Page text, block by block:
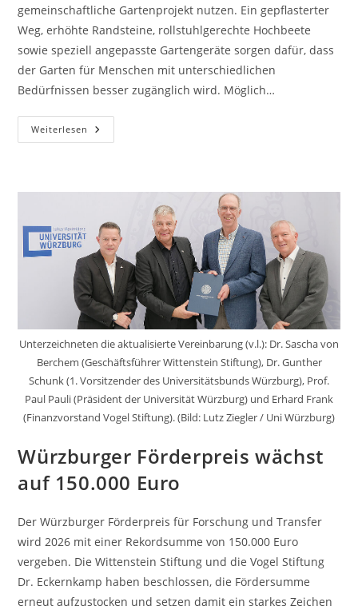
gemeinschaftliche Gartenprojekt nutzen. Ein gepflasterter
Weg, erhöhte Randsteine, rollstuhlgerechte Hochbeete
sowie speziell angepasste Gartengeräte sorgen dafür, dass
der Garten für Menschen mit unterschiedlichen
Bedürfnissen besser zugänglich wird. Möglich…
Weiterlesen Mehr
Barrierefreiheit
Unterzeichneten die aktualisierte Vereinbarung (v.l.): Dr. Sascha von
Berchem (Geschäftsführer Wittenstein Stiftung), Dr. Gunther
Schunk (1. Vorsitzender des Universitätsbunds Würzburg), Prof.
Paul Pauli (Präsident der Universität Würzburg) und Erhard Frank
(Finanzvorstand Vogel Stiftung). (Bild: Lutz Ziegler / Uni Würzburg)
Würzburger Förderpreis wächst
auf 150.000 Euro
Der Würzburger Förderpreis für Forschung und Transfer
wird 2026 mit einer Rekordsumme von 150.000 Euro
vergeben. Die Wittenstein Stiftung und die Vogel Stiftung
Dr. Eckernkamp haben beschlossen, die Fördersumme
erneut aufzustocken und setzen damit ein starkes Zeichen